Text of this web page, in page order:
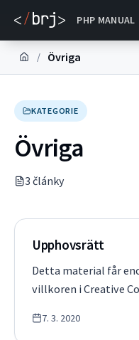
PHP MANUAL
DOKUMENTACE
/ Övriga
KATEGORIE
Övriga
3 články
Upphovsrätt
Detta material får
villkoren i Creative
Commons Attribution
7. 3. 2020